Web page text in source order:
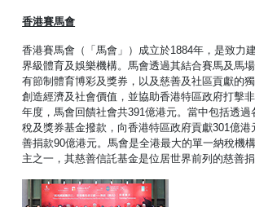
香港賽馬會
香港賽馬會（「馬會」）成立於1884年，是致力
界級體育及娛樂機構。馬會透過其結合賽馬及馬場
有節制體育博彩及獎券，以及慈善及社區貢獻的
創造經濟及社會價值，並協助香港特區政府打擊
年度，馬會回饋社會共391億港元。當中包括透過
稅及獎券基金撥款，向香港特區政府貢獻301億港
善捐款90億港元。馬會是全港最大的單一納稅機
主之一，其慈善信託基金是位居世界前列的慈善捐